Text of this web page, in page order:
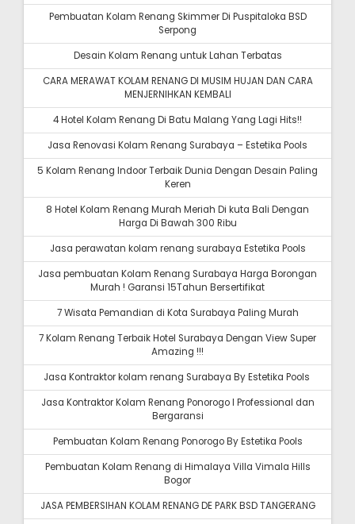
Pembuatan Kolam Renang Skimmer Di Puspitaloka BSD
Serpong
Desain Kolam Renang untuk Lahan Terbatas
CARA MERAWAT KOLAM RENANG DI MUSIM HUJAN DAN CARA
MENJERNIHKAN KEMBALI
4 Hotel Kolam Renang Di Batu Malang Yang Lagi Hits!!
Jasa Renovasi Kolam Renang Surabaya – Estetika Pools
5 Kolam Renang Indoor Terbaik Dunia Dengan Desain Paling
Keren
8 Hotel Kolam Renang Murah Meriah Di kuta Bali Dengan
Harga Di Bawah 300 Ribu
Jasa perawatan kolam renang surabaya Estetika Pools
Jasa pembuatan Kolam Renang Surabaya Harga Borongan
Murah ! Garansi 15Tahun Bersertifikat
7 Wisata Pemandian di Kota Surabaya Paling Murah
7 Kolam Renang Terbaik Hotel Surabaya Dengan View Super
Amazing !!!
Jasa Kontraktor kolam renang Surabaya By Estetika Pools
Jasa Kontraktor Kolam Renang Ponorogo I Professional dan
Bergaransi
Pembuatan Kolam Renang Ponorogo By Estetika Pools
Pembuatan Kolam Renang di Himalaya Villa Vimala Hills
Bogor
JASA PEMBERSIHAN KOLAM RENANG DE PARK BSD TANGERANG